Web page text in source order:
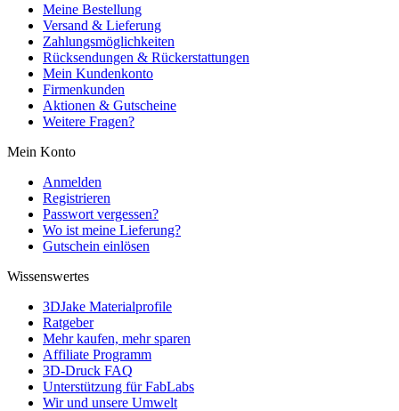
Meine Bestellung
Versand & Lieferung
Zahlungsmöglichkeiten
Rücksendungen & Rückerstattungen
Mein Kundenkonto
Firmenkunden
Aktionen & Gutscheine
Weitere Fragen?
Mein Konto
Anmelden
Registrieren
Passwort vergessen?
Wo ist meine Lieferung?
Gutschein einlösen
Wissenswertes
3DJake Materialprofile
Ratgeber
Mehr kaufen, mehr sparen
Affiliate Programm
3D-Druck FAQ
Unterstützung für FabLabs
Wir und unsere Umwelt